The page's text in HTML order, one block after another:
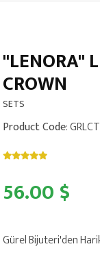
''LENORA''
CROWN
SETS
Product Code:
56.00 $
Gürel Bijuteri'den